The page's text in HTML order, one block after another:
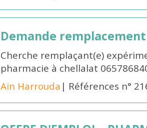
Demande remplacement
Cherche remplaçant(e)
pharmacie à chellalat
Aïn Harrouda | Références n°